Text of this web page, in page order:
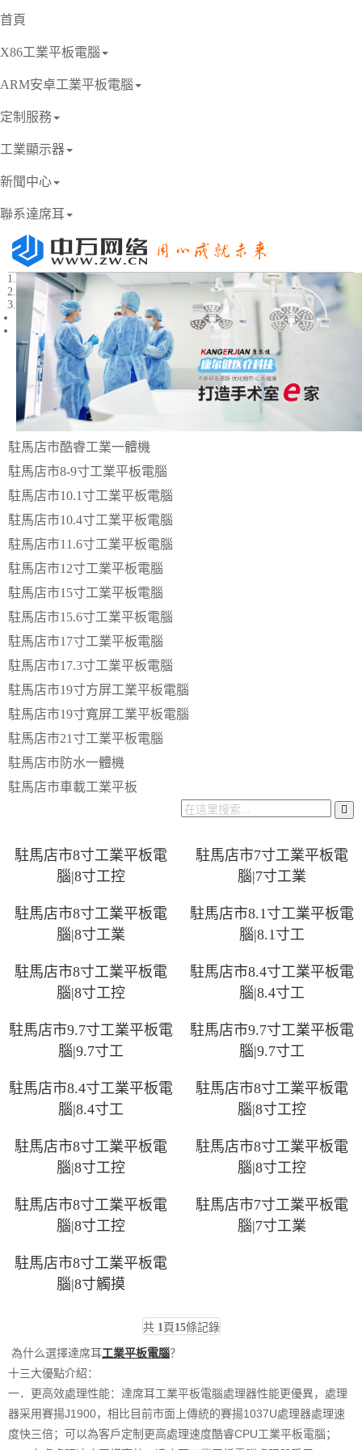
首頁
X86工業平板電腦
ARM安卓工業平板電腦
定制服務
工業顯示器
新聞中心
聯系達席耳
2
Previous
Next
駐馬店市酷睿工業一體機
駐馬店市8-9寸工業平板電腦
駐馬店市10.1寸工業平板電腦
駐馬店市10.4寸工業平板電腦
駐馬店市11.6寸工業平板電腦
駐馬店市12寸工業平板電腦
駐馬店市15寸工業平板電腦
駐馬店市15.6寸工業平板電腦
駐馬店市17寸工業平板電腦
駐馬店市17.3寸工業平板電腦
駐馬店市19寸方屏工業平板電腦
駐馬店市19寸寬屏工業平板電腦
駐馬店市21寸工業平板電腦
駐馬店市防水一體機
駐馬店市車載工業平板
駐馬店市8寸工業平板電
腦|8寸工控
駐馬店市7寸工業平板電
腦|7寸工業
駐馬店市8寸工業平板電
腦|8寸工業
駐馬店市8.1寸工業平板電
腦|8.1寸工
駐馬店市8寸工業平板電
腦|8寸工控
駐馬店市8.4寸工業平板電
腦|8.4寸工
駐馬店市9.7寸工業平板電
腦|9.7寸工
駐馬店市9.7寸工業平板電
腦|9.7寸工
駐馬店市8.4寸工業平板電
腦|8.4寸工
駐馬店市8寸工業平板電
腦|8寸工控
駐馬店市8寸工業平板電
腦|8寸工控
駐馬店市8寸工業平板電
腦|8寸工控
駐馬店市8寸工業平板電
腦|8寸工控
駐馬店市7寸工業平板電
腦|7寸工業
駐馬店市8寸工業平板電
腦|8寸觸摸
共 1頁 15條記錄
為什么選擇達席耳工業平板電腦？
十三大優點介紹：
一．更高效處理性能：達席耳工業平板電腦處理器性能更優異，處理
器采用賽揚J1900，相比目前市面上傳統的賽揚1037U處理器處理速
度快三倍；可以為客戶定制更高處理速度酷睿CPU工業平板電腦；